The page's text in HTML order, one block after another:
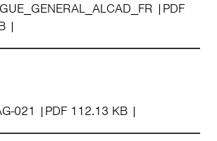
PDF
021 PDF 112.13 KB